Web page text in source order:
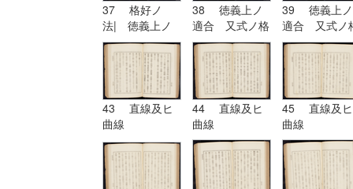
37 格好ノ
法| 徳義上ノ
適合 又式ノ格
好
38 徳義上ノ
適合 又式ノ格
好
39 徳義上ノ
適合 又式ノ
好| 形
43 直線及ヒ
曲線
44 直線及ヒ
曲線
45 直線及ヒ
曲線